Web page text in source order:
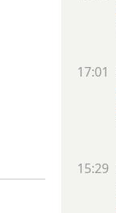
17:01
15:29